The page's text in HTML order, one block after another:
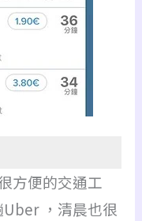
方便的交通工
，清晨也很